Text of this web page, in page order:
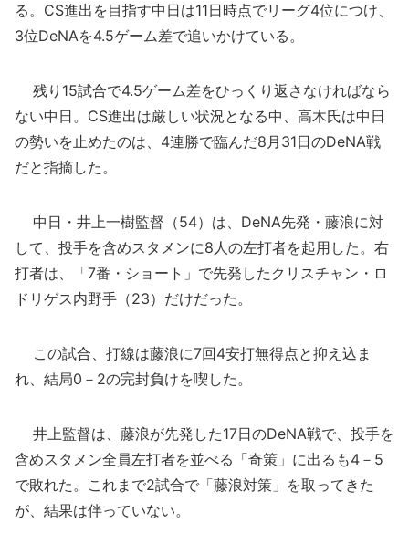
る。CS進出を目指す中日は11日時点でリーグ4位につけ、
3位DeNAを4.5ゲーム差で追いかけている。
残り15試合で4.5ゲーム差をひっくり返さなければなら
ない中日。CS進出は厳しい状況となる中、高木氏は中日
の勢いを止めたのは、4連勝で臨んだ8月31日のDeNA戦
だと指摘した。
中日・井上一樹監督（54）は、DeNA先発・藤浪に対
して、投手を含めスタメンに8人の左打者を起用した。右
打者は、「7番・ショート」で先発したクリスチャン・ロ
ドリゲス内野手（23）だけだった。
この試合、打線は藤浪に7回4安打無得点と抑え込ま
れ、結局0－2の完封負けを喫した。
井上監督は、藤浪が先発した17日のDeNA戦で、投手を
含めスタメン全員左打者を並べる「奇策」に出るも4－5
で敗れた。これまで2試合で「藤浪対策」を取ってきた
が、結果は伴っていない。